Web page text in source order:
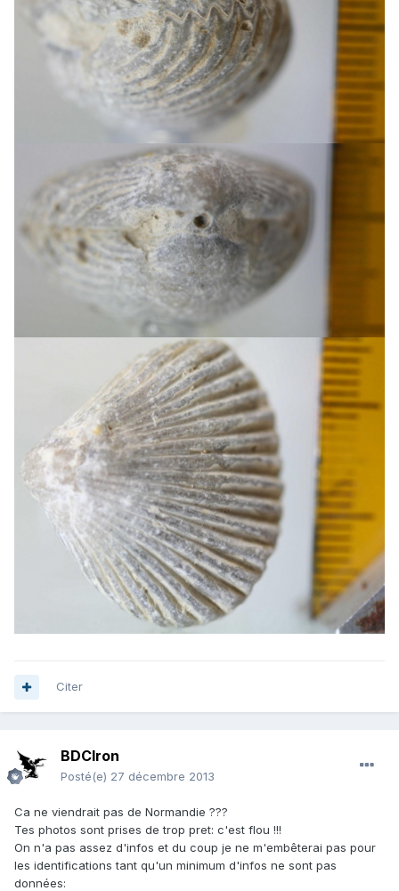
Citer
BDCIron
Posté(e) 27 décembre 2013
Ca ne viendrait pas de Normandie ???
Tes photos sont prises de trop pret: c'est flou !!!
On n'a pas assez d'infos et du coup je ne m'embêterai pas pour
les identifications tant qu'un minimum d'infos ne sont pas
données: